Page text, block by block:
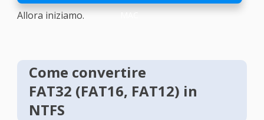
Allora iniziamo.
Come convertire
FAT32 (FAT16, FAT12) in
NTFS